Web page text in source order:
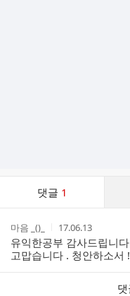
댓글 1
트
작
성
자
마음 _()_
작
성
시
간
17.06.13
유익한공부 감사드립니다
고맙습니다 . 청안하소서